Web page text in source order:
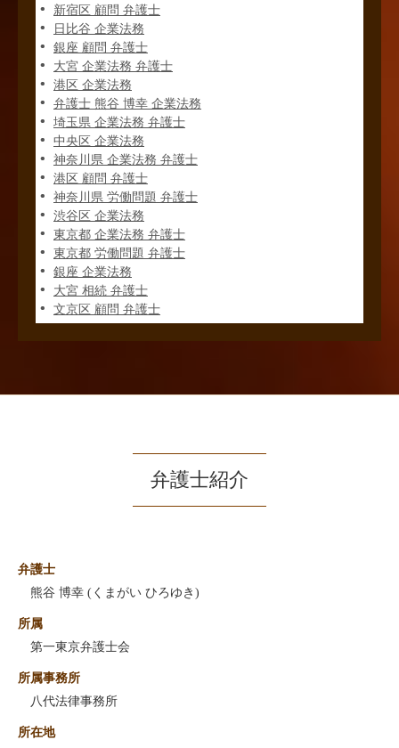
新宿区 顧問 弁護士
日比谷 企業法務
銀座 顧問 弁護士
大宮 企業法務 弁護士
港区 企業法務
弁護士 熊谷 博幸 企業法務
埼玉県 企業法務 弁護士
中央区 企業法務
神奈川県 企業法務 弁護士
港区 顧問 弁護士
神奈川県 労働問題 弁護士
渋谷区 企業法務
東京都 企業法務 弁護士
東京都 労働問題 弁護士
銀座 企業法務
大宮 相続 弁護士
文京区 顧問 弁護士
弁護士紹介
弁護士
熊谷 博幸 (くまがい ひろゆき)
所属
第一東京弁護士会
所属事務所
八代法律事務所
所在地